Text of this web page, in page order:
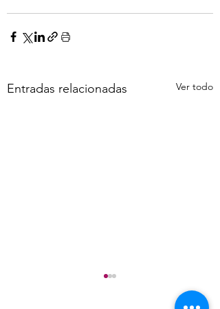
Entradas relacionadas Ver todo